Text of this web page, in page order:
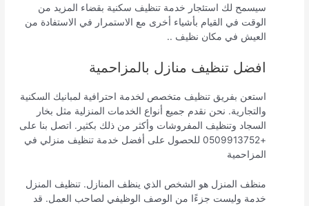
سيسمح لك استئجار خدمة تنظيف سكنية بقضاء المزيد من
الوقت في القيام بأشياء أخرى مع الاستمرار في الاستفادة من
العيش في مكان نظيف ..
افضل تنظيف منازل بالمزاحمية
استعن بفريق تنظيف متخصص لخدمة احترافية لمبانيك السكنية
والتجارية. نحن نقدم جميع أنواع الخدمات المنزلية مثل بخار
السجاد وتنظيف المفروشات وأكثر من ذلك بكثير. اتصل بنا على
+0509913752 للحصول على أفضل خدمة تنظيف منزلي في
المزاحمية
منظف المنزل هو الشخص الذي ينظف المنازل. تنظيف المنزل
خدمة وليست جزءًا من الوصف الوظيفي لصاحب العمل. قد